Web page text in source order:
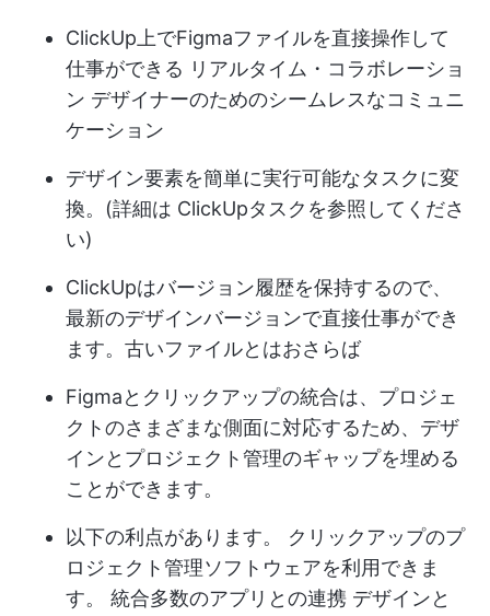
ClickUp上でFigmaファイルを直接操作して
仕事ができる リアルタイム・コラボレーショ
ン デザイナーのためのシームレスなコミュニ
ケーション
デザイン要素を簡単に実行可能なタスクに変
換。(詳細は ClickUpタスク を参照してくださ
い)
ClickUpはバージョン履歴を保持するので、
最新のデザインバージョンで直接仕事ができ
ます。古いファイルとはおさらば
Figmaとクリックアップの統合は、プロジェ
クトのさまざまな側面に対応するため、デザ
インとプロジェクト管理のギャップを埋める
ことができます。
以下の利点があります。 クリックアップのプ
ロジェクト管理ソフトウェアを利用できま
す。 統合多数のアプリとの連携 デザインと